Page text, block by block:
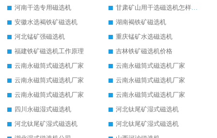
河南干选专用磁选机
甘肃矿山用干选磁选机怎样调磁
安徽水选褐铁矿磁选机
湖南褐铁矿磁选机
河北锰矿强磁选机
重庆锰矿水选磁选机
福建铁矿磁选机工作原理
吉林铁矿磁选机价格
云南永磁筒式磁选机厂家
云南永磁筒式磁选机厂家
云南永磁筒式磁选机厂家
云南永磁筒式磁选机厂家
云南永磁筒式磁选机厂家
云南永磁筒式磁选机厂家
四川永磁湿式磁选机
河北钛尾矿湿式磁选机
河北钛尾矿湿式磁选机
河北钛尾矿湿式磁选机